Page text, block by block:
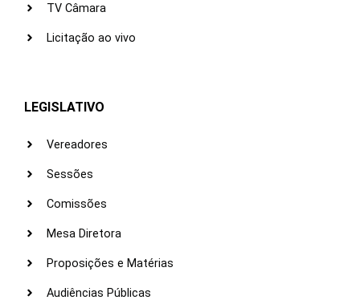
TV Câmara
Licitação ao vivo
LEGISLATIVO
Vereadores
Sessões
Comissões
Mesa Diretora
Proposições e Matérias
Audiências Públicas